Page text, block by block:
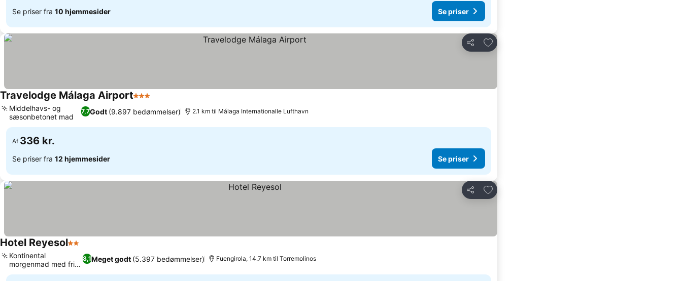
Se priser fra 10 hjemmesider Se priser
Del
Føj til favoritter
Travelodge Málaga Airport3 Stjerner
7,7Godt (9.897 bedømmelser)
Middelhavs- og
sæsonbetonet mad
2.1 km til Málaga Internationalle Lufthavn
Af 336 kr.
Se priser fra 12 hjemmesider Se priser
Del
Føj til favoritter
Hotel Reyesol2 Stjerner
8,1Meget godt (5.397 bedømmelser)
Kontinental
morgenmad med frisk
kaffe
Fuengirola, 14.7 km til Torremolinos